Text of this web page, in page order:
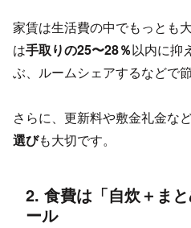
家賃は生活費の中でもっとも
は手取りの25〜28％以内に抑
ぶ、ルームシェアするなどで
さらに、更新料や敷金礼金など
選びも大切です。
2. 食費は「自炊＋ま
ール